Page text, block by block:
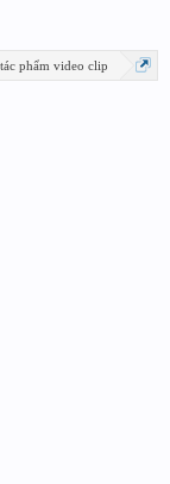
phẩm video clip